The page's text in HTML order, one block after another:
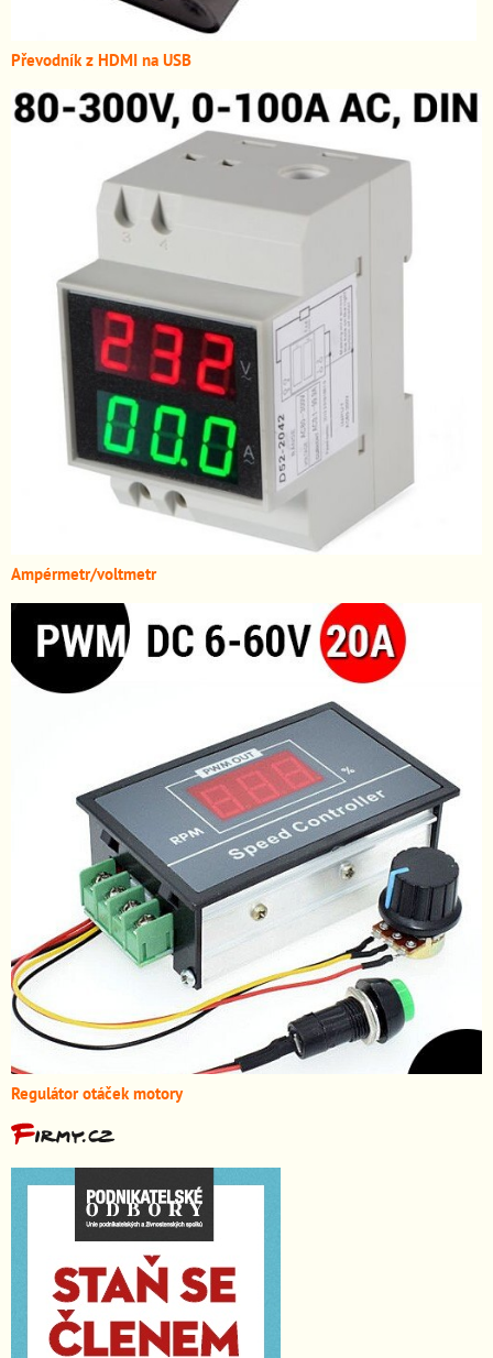
Převodník z HDMI na USB
Ampérmetr/voltmetr
Regulátor otáček motory